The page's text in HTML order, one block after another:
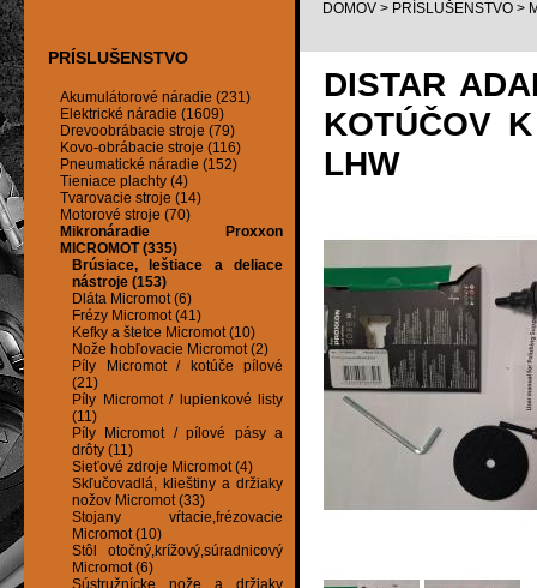
PRÍSLUŠENSTVO
Akumulátorové náradie (231)
Elektrické náradie (1609)
Drevoobrábacie stroje (79)
Kovo-obrábacie stroje (116)
Pneumatické náradie (152)
Tieniace plachty (4)
Tvarovacie stroje (14)
Motorové stroje (70)
Mikronáradie Proxxon
MICROMOT (335)
Brúsiace, leštiace a deliace
nástroje (153)
Dláta Micromot (6)
Frézy Micromot (41)
Kefky a štetce Micromot (10)
Nože hobľovacie Micromot (2)
Píly Micromot / kotúče pílové
(21)
Píly Micromot / lupienkové listy
(11)
Píly Micromot / pílové pásy a
drôty (11)
Sieťové zdroje Micromot (4)
Skľučovadlá, klieštiny a držiaky
nožov Micromot (33)
Stojany vŕtacie,frézovacie
Micromot (10)
Stôl otočný,krížový,súradnicový
Micromot (6)
DOMOV > PRÍSLUŠENSTVO >
DISTAR
KOTÚČOV
LHW